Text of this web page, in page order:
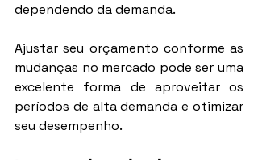
dependendo da demanda.
Ajustar seu orçamento conforme as
mudanças no mercado pode ser uma
excelente forma de aproveitar os
períodos de alta demanda e otimizar
seu desempenho.